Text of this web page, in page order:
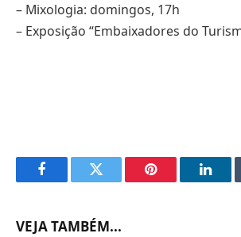
– Mixologia: domingos, 17h
– Exposição “Embaixadores do
FacebookTwitter Pinterest
VEJA TAMBÉM...